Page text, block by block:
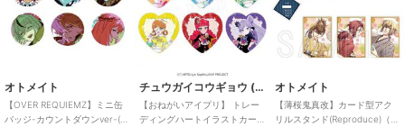
オトメイト
【OVER REQUIEMZ】ミニ缶
バッジ-カウントダウンver-(ラ
チュウガイコウギョウ (Chugai Mining)
【おねがいアイプリ】 トレー
ディングハートイラストカー
オトメイト
【薄桜鬼真改】カード型アク
リルスタンド(Reproduce)（ラ